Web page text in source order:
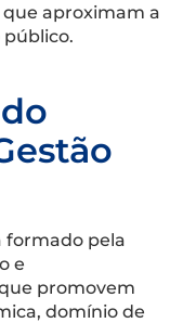
aproximam a
público.
formado pela
e
promovem
domínio de